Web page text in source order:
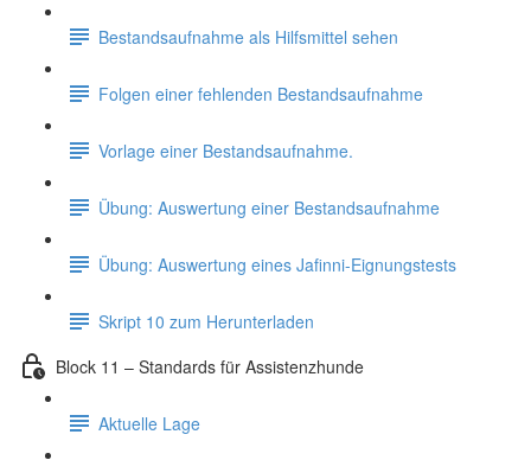
Bestandsaufnahme als Hilfsmittel sehen
Folgen einer fehlenden Bestandsaufnahme
Vorlage einer Bestandsaufnahme.
Übung: Auswertung einer Bestandsaufnahme
Übung: Auswertung eines Jafinni-Eignungstests
Skript 10 zum Herunterladen
Block 11 – Standards für Assistenzhunde
Aktuelle Lage